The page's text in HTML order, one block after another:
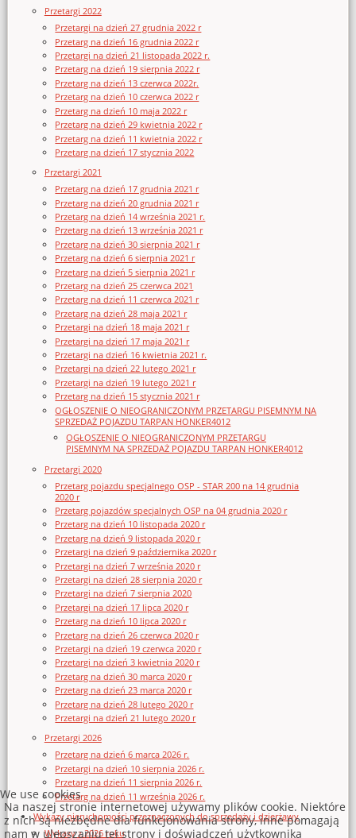
Przetargi 2022
Przetargi na dzień 27 grudnia 2022 r
Przetarg na dzień 16 grudnia 2022 r
Przetargi na dzień 21 listopada 2022 r.
Przetarg na dzień 19 sierpnia 2022 r
Przetarg na dzień 13 czerwca 2022r.
Przetarg na dzień 10 czerwca 2022 r
Przetarg na dzień 10 maja 2022 r
Przetarg na dzień 29 kwietnia 2022 r
Przetarg na dzień 11 kwietnia 2022 r
Przetarg na dzień 17 stycznia 2022
Przetargi 2021
Przetarg na dzień 17 grudnia 2021 r
Przetarg na dzień 20 grudnia 2021 r
Przetarg na dzień 14 września 2021 r.
Przetarg na dzień 13 września 2021 r
Przetarg na dzień 30 sierpnia 2021 r
Przetarg na dzień 6 sierpnia 2021 r
Przetarg na dzień 5 sierpnia 2021 r
Przetarg na dzień 25 czerwca 2021
Przetarg na dzień 11 czerwca 2021 r
Przetarg na dzień 28 maja 2021 r
Przetargi na dzień 18 maja 2021 r
Przetargi na dzień 17 maja 2021 r
Przetargi na dzień 16 kwietnia 2021 r.
Przetargi na dzień 22 lutego 2021 r
Przetargi na dzień 19 lutego 2021 r
Przetarg na dzień 15 stycznia 2021 r
OGŁOSZENIE O NIEOGRANICZONYM PRZETARGU PISEMNYM NA
SPRZEDAŻ POJAZDU TARPAN HONKER4012
OGŁOSZENIE O NIEOGRANICZONYM PRZETARGU
PISEMNYM NA SPRZEDAŻ POJAZDU TARPAN HONKER4012
Przetargi 2020
Przetarg pojazdu specjalnego OSP - STAR 200 na 14 grudnia
2020 r
Przetarg pojazdów specjalnych OSP na 04 grudnia 2020 r
Przetarg na dzień 10 listopada 2020 r
Przetarg na dzień 9 listopada 2020 r
Przetargi na dzień 9 października 2020 r
Przetargi na dzień 7 września 2020 r
Przetargi na dzień 28 sierpnia 2020 r
Przetargi na dzień 7 sierpnia 2020
Przetargi na dzień 17 lipca 2020 r
Przetarg na dzień 10 lipca 2020 r
Przetarg na dzień 26 czerwca 2020 r
Przetargi na dzień 19 czerwca 2020 r
Przetargi na dzień 3 kwietnia 2020 r
Przetarg na dzień 30 marca 2020 r
Przetarg na dzień 23 marca 2020 r
Przetarg na dzień 28 lutego 2020 r
Przetargi na dzień 21 lutego 2020 r
Przetargi 2026
Przetarg na dzień 6 marca 2026 r.
Przetargi na dzień 10 sierpnia 2026 r.
Przetarg na dzień 11 sierpnia 2026 r.
Przetarg na dzień 11 września 2026 r.
Wykazy nieruchomości przeznaczonych do sprzedaży i dzierżawy
Wykazy z 2026 roku
We use cookies
Na naszej stronie internetowej używamy plików cookie. Niektóre
z nich są niezbędne dla funkcjonowania strony, inne pomagają
nam w ulepszaniu tej strony i doświadczeń użytkownika